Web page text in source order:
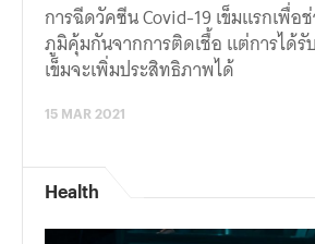
การฉีดวัคซีน Covid-19 เข็มแรกเพื่อ
ภูมิคุ้มกันจากการติดเชื้อ แต่การได้รั
เข็มจะเพิ่มประสิทธิภาพได้
15 MAR 2021
Health